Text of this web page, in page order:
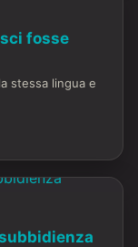
fosse
stessa lingua e